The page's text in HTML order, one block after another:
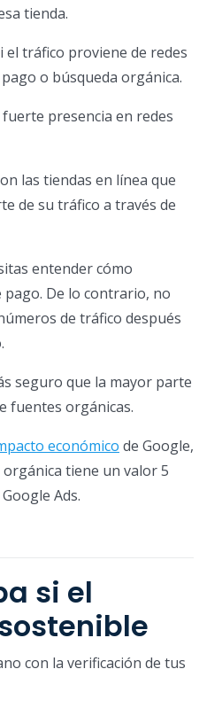
tienda.
el tráfico proviene de redes
o búsqueda orgánica.
presencia en redes
las tiendas en línea que
de su tráfico a través de
entender cómo
De lo contrario, no
de tráfico después
seguro que la mayor parte
fuentes orgánicas.
económico de Google,
tiene un valor 5
Ads.
si el
con la verificación de tus